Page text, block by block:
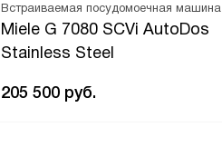
Встраиваемая посудомоечная машина
Miele G 7080 SCVi AutoDos
Stainless Steel
205 500 руб.